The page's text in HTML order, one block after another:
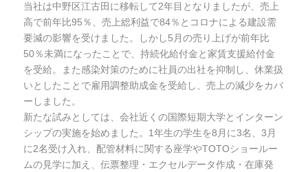
当社は中野区江古田に移転して2年目となりましたが、売上
高で前年比95％、売上総利益で84％とコロナによる建設需
要減の影響を受けました。しかし5月の売り上げが前年比
50％未満になったことで、持続化給付金と家賃支援給付金
を受給。また感染対策のために社員の出社を抑制し、休業扱
いとしたことで雇用調整助成金を受給し、売上の減少をカバ
ーしました。
新たな試みとしては、会社近くの国際短期大学とインターン
シップの実施を始めました。1年生の学生を8月に3名、3月
に2名受け入れ、配管材料に関する座学やTOTOショールー
ムの見学に加え、伝票整理・エクセルデータ作成・在庫発